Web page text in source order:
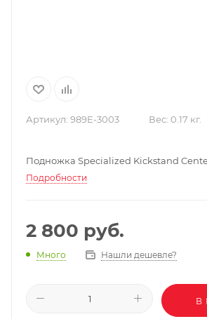
Артикул: 989E-3003 Вес: 0.17 кг.
Подножка Specialized Kickstand
Подробности
2 800 руб.
Много Нашли дешевле?
В